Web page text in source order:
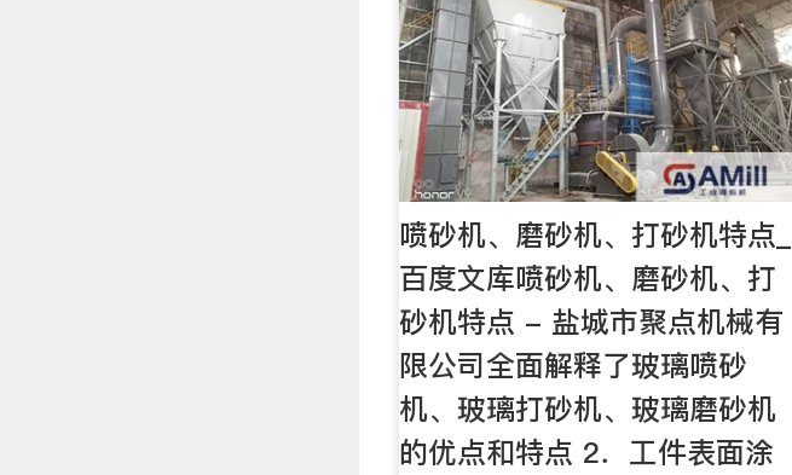
喷砂机、磨砂机、打砂机特点_
百度文库喷砂机、磨砂机、打
砂机特点 - 盐城市聚点机械有
限公司全面解释了玻璃喷砂
机、玻璃打砂机、玻璃磨砂机
的优点和特点 2．工件表面涂